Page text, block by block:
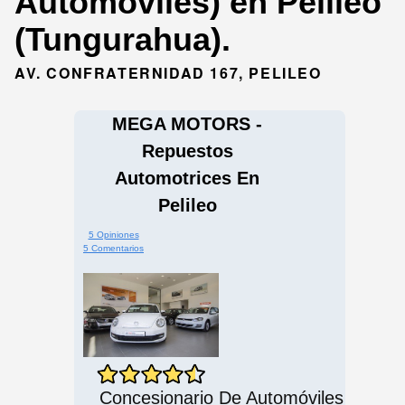
(Tungurahua).
AV. CONFRATERNIDAD 167, PELILEO
MEGA MOTORS -
Repuestos
Automotrices En
Pelileo
5 Opiniones
5 Comentarios
Concesionario De Automóviles